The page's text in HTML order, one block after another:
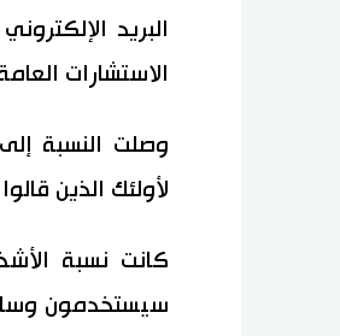
البريد
الاستشارات العامة والخبراء 30.8٪
لأولئك الذين